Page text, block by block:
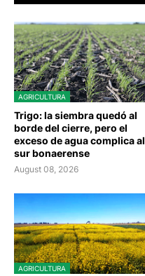
AGRICULTURA
Trigo: la siembra quedó al
borde del cierre, pero el
exceso de agua complica al
sur bonaerense
August 08, 2026
AGRICULTURA